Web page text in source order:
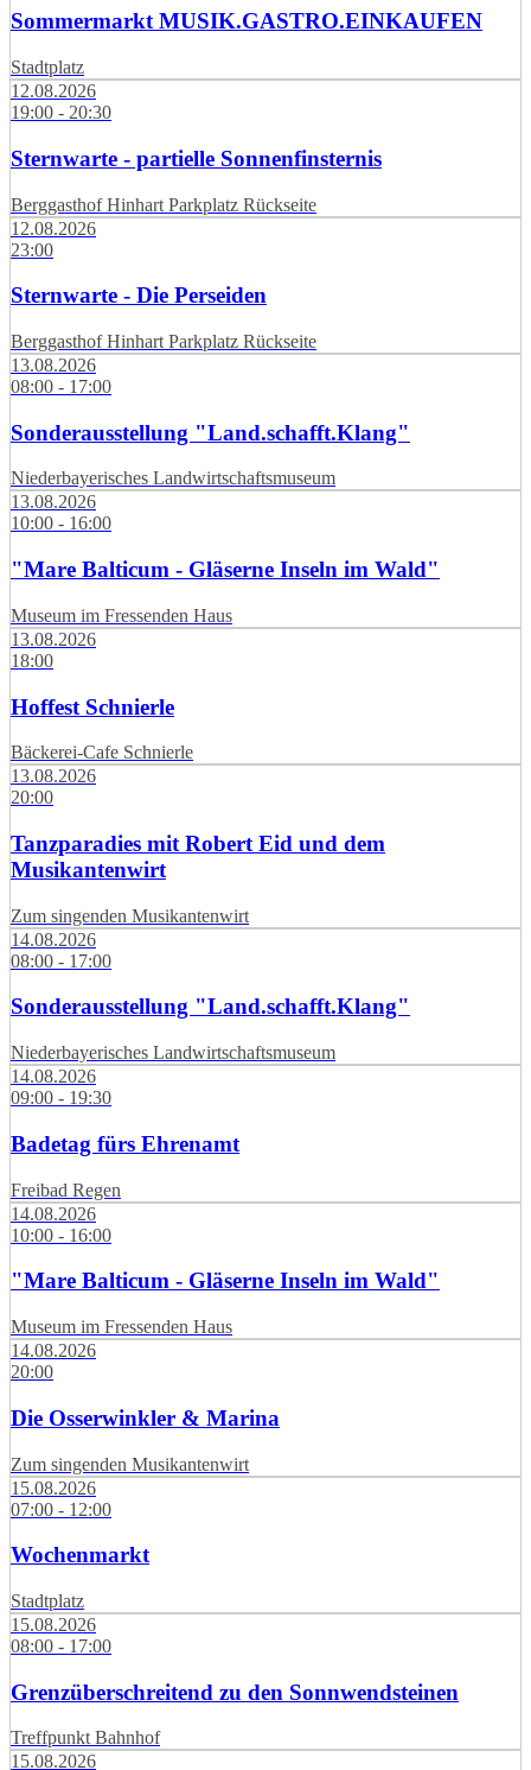
Sommermarkt MUSIK.GASTRO.EINKAUFEN
Stadtplatz
12.08.2026
19:00 - 20:30
Sternwarte - partielle Sonnenfinsternis
Berggasthof Hinhart Parkplatz Rückseite
12.08.2026
23:00
Sternwarte - Die Perseiden
Berggasthof Hinhart Parkplatz Rückseite
13.08.2026
08:00 - 17:00
Sonderausstellung "Land.schafft.Klang"
Niederbayerisches Landwirtschaftsmuseum
13.08.2026
10:00 - 16:00
"Mare Balticum - Gläserne Inseln im Wald"
Museum im Fressenden Haus
13.08.2026
18:00
Hoffest Schnierle
Bäckerei-Cafe Schnierle
13.08.2026
20:00
Tanzparadies mit Robert Eid und dem
Musikantenwirt
Zum singenden Musikantenwirt
14.08.2026
08:00 - 17:00
Sonderausstellung "Land.schafft.Klang"
Niederbayerisches Landwirtschaftsmuseum
14.08.2026
09:00 - 19:30
Badetag fürs Ehrenamt
Freibad Regen
14.08.2026
10:00 - 16:00
"Mare Balticum - Gläserne Inseln im Wald"
Museum im Fressenden Haus
14.08.2026
20:00
Die Osserwinkler & Marina
Zum singenden Musikantenwirt
15.08.2026
07:00 - 12:00
Wochenmarkt
Stadtplatz
15.08.2026
08:00 - 17:00
Grenzüberschreitend zu den Sonnwendsteinen
Treffpunkt Bahnhof
15.08.2026